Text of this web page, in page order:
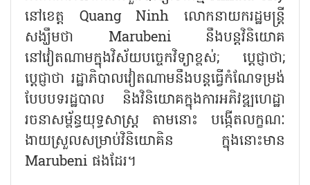
នៅខេត្ត Quang Ninhលោកនាយករដ្ឋមន្ត្រី
សង្ឃឹមថា Marubeni នឹងបន្តវិនិយោគ
នៅវៀតណាមក្នុងវិស័យបច្ចេកវិទ្យាខ្ពស់; ប្តេជ្ញាថា;
ប្តេជ្ញាថា រដ្ឋាភិបាលវៀតណាមនឹងបន្តធ្វើកំណែទម្រង់
បែបបទរដ្ឋបាល និងវិនិយោគក្នុងការអភិវឌ្ឍហេដ្ឋា
រចនាសម្ព័ន្ធយុទ្ធសាស្ត្រ តាមនោះ បង្កើតលក្ខណៈ
ងាយស្រួលសម្រាប់វិនិយោគិន ក្នុងនោះមាន
Marubeni ផងដែរ។